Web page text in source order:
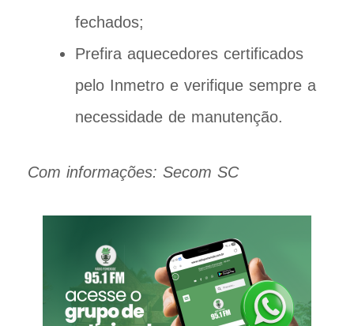
fechados;
Prefira aquecedores certificados
pelo Inmetro e verifique sempre a
necessidade de manutenção.
Com informações: Secom SC